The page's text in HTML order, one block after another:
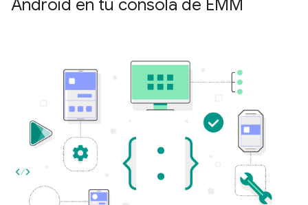
Android en tu consola de EMM